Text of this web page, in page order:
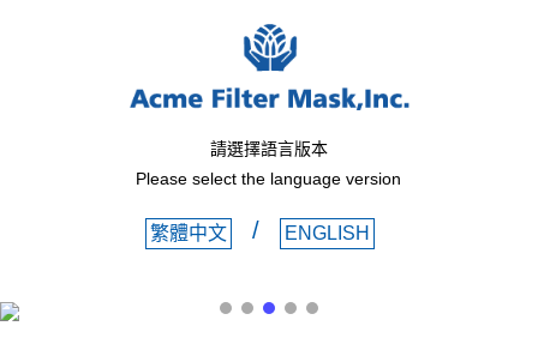
請選擇語言版本
Please select the language version
繁體中文 / ENGLISH